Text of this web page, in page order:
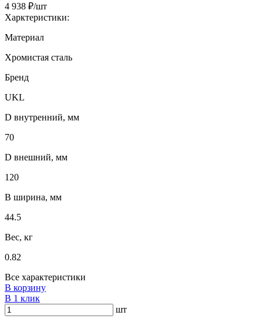
4 938 ₽/шт
Харктеристики:
Материал
Хромистая сталь
Бренд
UKL
D внутренний, мм
70
D внешний, мм
120
B ширина, мм
44.5
Вес, кг
0.82
Все характеристики
В корзину
В 1 клик
шт